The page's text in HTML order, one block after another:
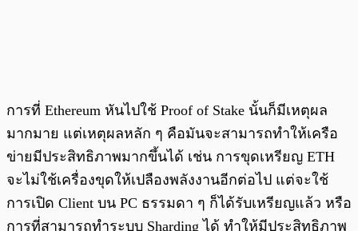
การที่ Ethereum หันไปใช้ Proof of Stake นั้นก็มีเหตุผล
มากมาย แต่เหตุผลหลัก ๆ คือมันจะสามารถทำให้เครือ
ข่ายมีประสิทธิภาพมากขึ้นได้ เช่น การขุดเหรียญ ETH
จะไม่ใช้เครื่องขุดให้เปลืองพลังงานอีกต่อไป แต่จะใช้
การเปิด Client บน PC ธรรมดา ๆ ก็ได้รับเหรียญแล้ว หรือ
การที่สามารถทำระบบ Sharding ได้ ทำให้มีประสิทธิภาพ